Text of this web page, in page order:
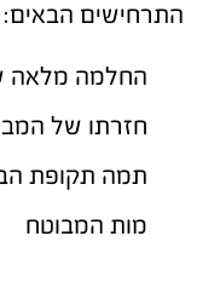
התרחישים הבאים:
החלמה מלאה
חזרתו של
תמה תקופת
מות המבוטח